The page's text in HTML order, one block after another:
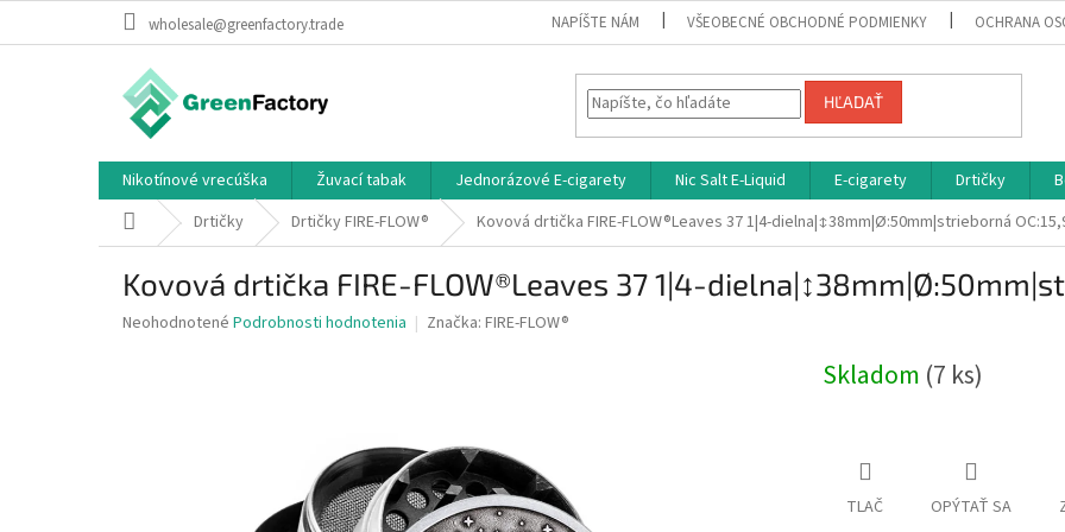
wholesale@greenfactory.trade NAPÍŠTE NÁM VŠEOBECNÉ OBCHODNÉ PODMIENKY OCHRANA
HĽADAŤ
Nikotínové vrecúška Žuvací tabak Jednorázové E-cigarety Nic Salt E-Liquid E-cigarety Drtičky
DomovDrtičky Drtičky FIRE-FLOW® Kovová drtička FIRE-FLOW®Leaves 37 1|4-dielna|↕38mm|Ø:50mm|strieborná
Kovová drtička FIRE-FLOW®Leaves 37 1|4-
Priemerné
Neohodnotené Podrobnosti hodnotenia Značka: FIRE-FLOW®
Skladom (7 ks)
TLAČ OPÝTAŤ SA